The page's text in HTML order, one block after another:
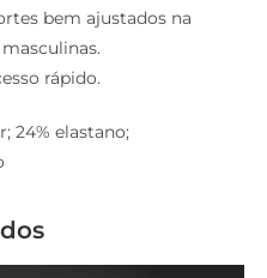
bem ajustados na
rápido.
24% elastano;